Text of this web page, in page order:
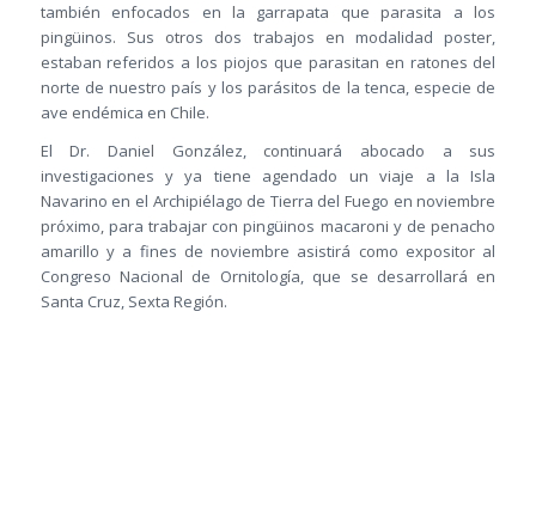
también enfocados en la garrapata que parasita a los
pingüinos. Sus otros dos trabajos en modalidad poster,
estaban referidos a los piojos que parasitan en ratones del
norte de nuestro país y los parásitos de la tenca, especie de
ave endémica en Chile.
El Dr. Daniel González, continuará abocado a sus
investigaciones y ya tiene agendado un viaje a la Isla
Navarino en el Archipiélago de Tierra del Fuego en noviembre
próximo, para trabajar con pingüinos macaroni y de penacho
amarillo y a fines de noviembre asistirá como expositor al
Congreso Nacional de Ornitología, que se desarrollará en
Santa Cruz, Sexta Región.